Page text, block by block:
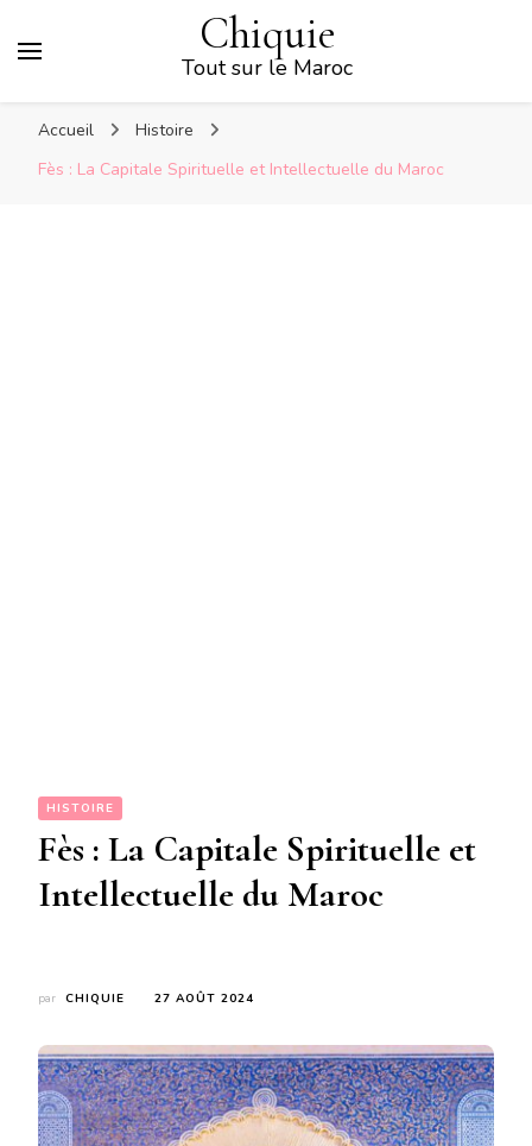
Chiquie
Tout sur le Maroc
Accueil
Histoire
Fès : La Capitale Spirituelle et Intellectuelle du Maroc
HISTOIRE
Fès : La Capitale Spirituelle et
Intellectuelle du Maroc
par CHIQUIE 27 AOÛT 2024